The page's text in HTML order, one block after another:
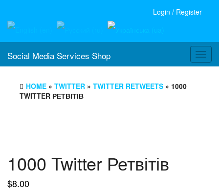
Login / Register
Social Media Services Shop
HOME » TWITTER » TWITTER RETWEETS » 1000
TWITTER РЕТВІТІВ
1000 Twitter Ретвітів
$8.00